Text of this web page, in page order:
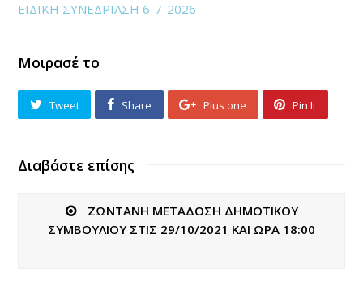
ΕΙΔΙΚΗ ΣΥΝΕΔΡΙΑΣΗ 6-7-2026
Μοιρασέ το
Tweet Share Plus one Pin It
Διαβάστε επίσης
ΖΩΝΤΑΝΗ ΜΕΤΑΔΟΣΗ ΔΗΜΟΤΙΚΟΥ
ΣΥΜΒΟΥΛΙΟΥ ΣΤΙΣ 29/10/2021 ΚΑΙ ΩΡΑ 18:00